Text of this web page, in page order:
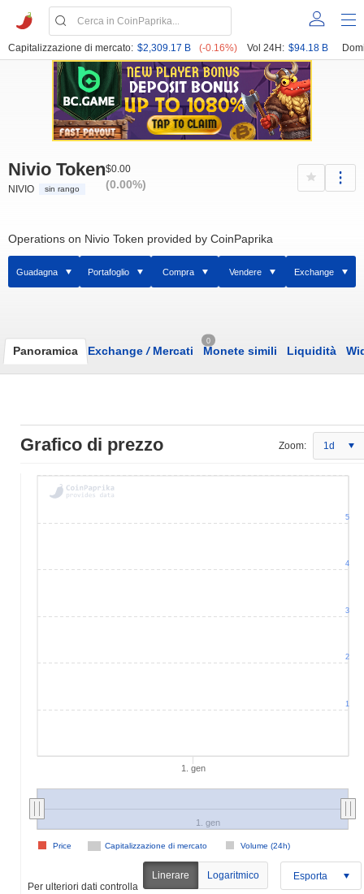
Capitalizzazione di mercato: $2,309.17 B (-0.16%) Vol 24H: $94.18 B
Nivio Token
NIVIO sin rango
$0.00
(0.00%)
Operations on Nivio Token provided by CoinPaprika
Guadagna Portafoglio Compra Vendere Exchange
Panoramica Exchange /Mercati
0
Monete simili Liquidità
Grafico di prezzo Zoom: 1d
1. gen
Capitalizzazione di mercato Volume (24h)
Price
1. gen
1
2
3
4
5
Per ulteriori dati controlla
Linerare Logaritmico Esporta